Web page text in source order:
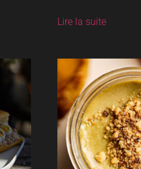
Lire la suite